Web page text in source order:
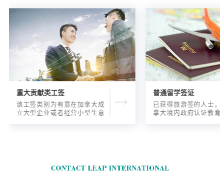
重大贡献类工签
该工签类别为有意在加拿大成
立大型企业或者经营小型生意
普通留学签证
已获得旅游签的人士
拿大境内政府认证教